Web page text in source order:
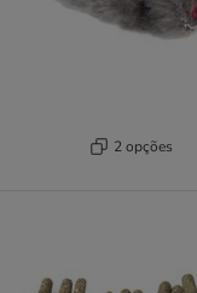
2 opções